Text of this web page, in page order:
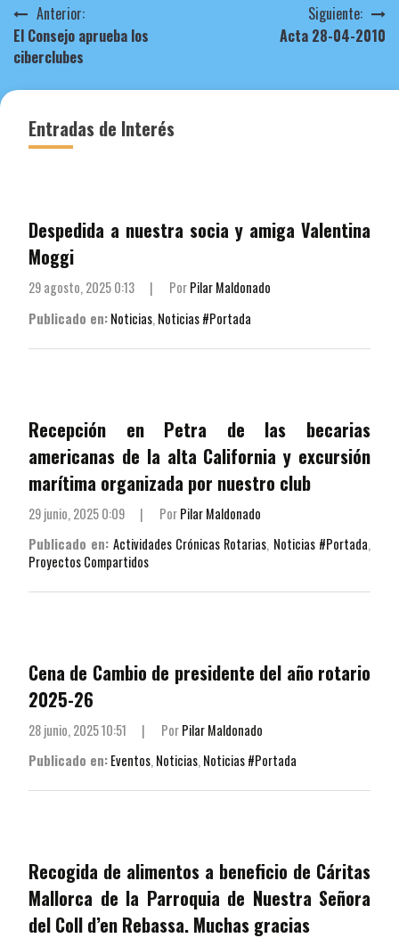
Navegación
de
entradas
Anterior:
El Consejo aprueba los
ciberclubes
Siguiente:
Acta 28-04-2010
Entradas de Interés
Despedida a nuestra socia y amiga Valentina
Moggi
29 agosto, 2025 0:13 | PorPilar Maldonado
Publicado en:Noticias, Noticias #Portada
Recepción en Petra de las becarias
americanas de la alta California y excursión
marítima organizada por nuestro club
29 junio, 2025 0:09 | PorPilar Maldonado
Publicado en: Actividades Crónicas Rotarias, Noticias #Portada,
Proyectos Compartidos
Cena de Cambio de presidente del año rotario
2025-26
28 junio, 2025 10:51 | PorPilar Maldonado
Publicado en:Eventos, Noticias, Noticias #Portada
Recogida de alimentos a beneficio de Cáritas
Mallorca de la Parroquia de Nuestra Señora
del Coll d’en Rebassa. Muchas gracias